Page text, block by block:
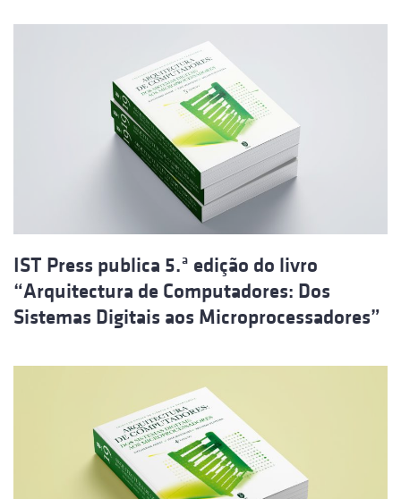
IST Press publica 5.ª edição do livro
“Arquitectura de Computadores: Dos
Sistemas Digitais aos Microprocessadores”